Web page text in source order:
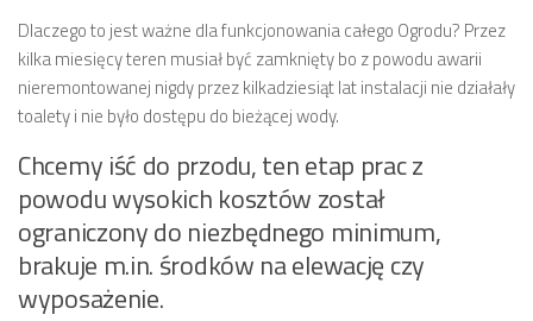
Dlaczego to jest ważne dla funkcjonowania całego Ogrodu? Przez
kilka miesięcy teren musiał być zamknięty bo z powodu awarii
nieremontowanej nigdy przez kilkadziesiąt lat instalacji nie działały
toalety i nie było dostępu do bieżącej wody.
Chcemy iść do przodu, ten etap prac z
powodu wysokich kosztów został
ograniczony do niezbędnego minimum,
brakuje m.in. środków na elewację czy
wyposażenie.